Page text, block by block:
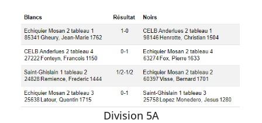
Division 5A